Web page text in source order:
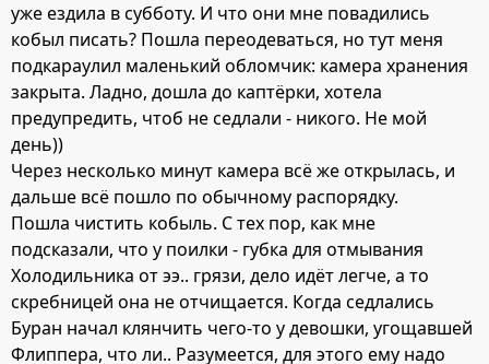
уже ездила в субботу. И что они мне повадились
кобыл писать? Пошла переодеваться, но тут меня
подкараулил маленький обломчик: камера хранения
закрыта. Ладно, дошла до каптёрки, хотела
предупредить, чтоб не седлали - никого. Не мой
день))
Через несколько минут камера всё же открылась, и
дальше всё пошло по обычному распорядку.
Пошла чистить кобыль. С тех пор, как мне
подсказали, что у поилки - губка для отмывания
Холодильника от ээ.. грязи, дело идёт легче, а то
скребницей она не отчищается. Когда седлались
Буран начал клянчить чего-то у девошки, угощавшей
Флиппера, что ли.. Разумеется, для этого ему надо